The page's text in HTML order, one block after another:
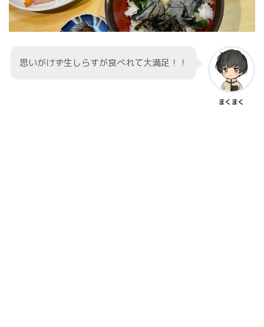
思いがけず生しらすが食べれて大満足！！
まくまく